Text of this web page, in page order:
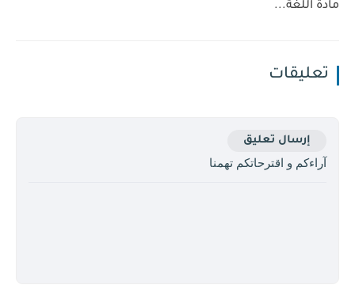
مادة اللغة...
تعليقات
إرسال تعليق
آراءكم و اقترحاتكم تهمنا